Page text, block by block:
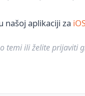
našoj aplikaciji za
temi ili želite prijaviti